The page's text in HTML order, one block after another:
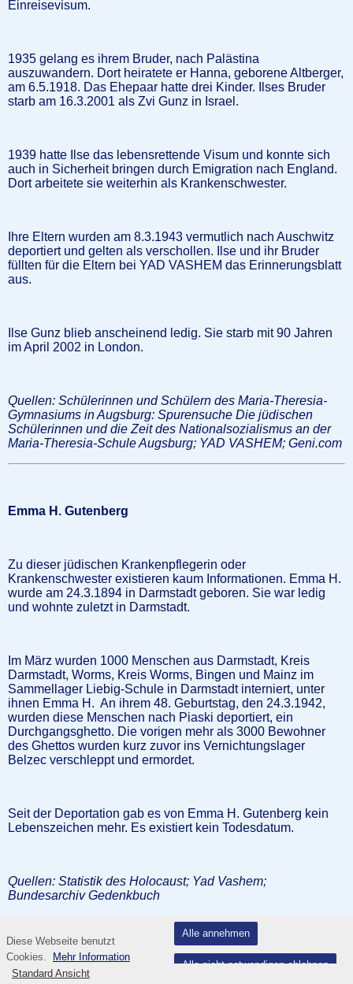
Einreisevisum.
1935 gelang es ihrem Bruder, nach Palästina
auszuwandern. Dort heiratete er Hanna, geborene Altberger,
am 6.5.1918. Das Ehepaar hatte drei Kinder. Ilses Bruder
starb am 16.3.2001 als Zvi Gunz in Israel.
1939 hatte Ilse das lebensrettende Visum und konnte sich
auch in Sicherheit bringen durch Emigration nach England.
Dort arbeitete sie weiterhin als Krankenschwester.
Ihre Eltern wurden am 8.3.1943 vermutlich nach Auschwitz
deportiert und gelten als verschollen. Ilse und ihr Bruder
füllten für die Eltern bei YAD VASHEM das Erinnerungsblatt
aus.
Ilse Gunz blieb anscheinend ledig. Sie starb mit 90 Jahren
im April 2002 in London.
Quellen: Schülerinnen und Schülern des Maria-Theresia-
Gymnasiums in Augsburg: Spurensuche Die jüdischen
Schülerinnen und die Zeit des Nationalsozialismus an der
Maria-Theresia-Schule Augsburg; YAD VASHEM; Geni.com
Emma H. Gutenberg
Zu dieser jüdischen Krankenpflegerin oder
Krankenschwester existieren kaum Informationen. Emma H.
wurde am 24.3.1894 in Darmstadt geboren. Sie war ledig
und wohnte zuletzt in Darmstadt.
Im März wurden 1000 Menschen aus Darmstadt, Kreis
Darmstadt, Worms, Kreis Worms, Bingen und Mainz im
Sammellager Liebig-Schule in Darmstadt interniert, unter
ihnen Emma H. An ihrem 48. Geburtstag, den 24.3.1942,
wurden diese Menschen nach Piaski deportiert, ein
Durchgangsghetto. Die vorigen mehr als 3000 Bewohner
des Ghettos wurden kurz zuvor ins Vernichtungslager
Belzec verschleppt und ermordet.
Seit der Deportation gab es von Emma H. Gutenberg kein
Lebenszeichen mehr. Es existiert kein Todesdatum.
Quellen: Statistik des Holocaust; Yad Vashem;
Bundesarchiv Gedenkbuch
Ida Guth, geb. Czerninski
Standard Ansicht
Diese Webseite benutzt
Cookies.
Mehr Information
Alle annehmen
Alle nicht notwendigen ablehnen